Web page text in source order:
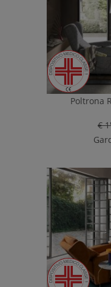
Poltrona
€